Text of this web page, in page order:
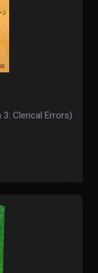
3: Clerical Errors)